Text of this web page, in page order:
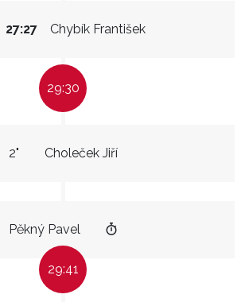
Chybík František
27:27
29:30
Choleček Jiří
2"
Pěkný Pavel
29:41